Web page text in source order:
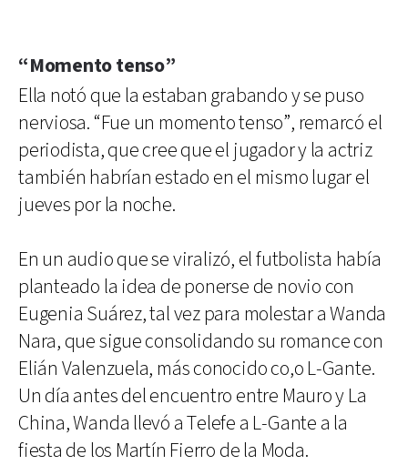
“Momento tenso”
Ella notó que la estaban grabando y se puso
nerviosa. “Fue un momento tenso”, remarcó el
periodista, que cree que el jugador y la actriz
también habrían estado en el mismo lugar el
jueves por la noche.
En un audio que se viralizó, el futbolista había
planteado la idea de ponerse de novio con
Eugenia Suárez, tal vez para molestar a Wanda
Nara, que sigue consolidando su romance con
Elián Valenzuela, más conocido co,o L-Gante.
Un día antes del encuentro entre Mauro y La
China, Wanda llevó a Telefe a L-Gante a la
fiesta de los Martín Fierro de la Moda.